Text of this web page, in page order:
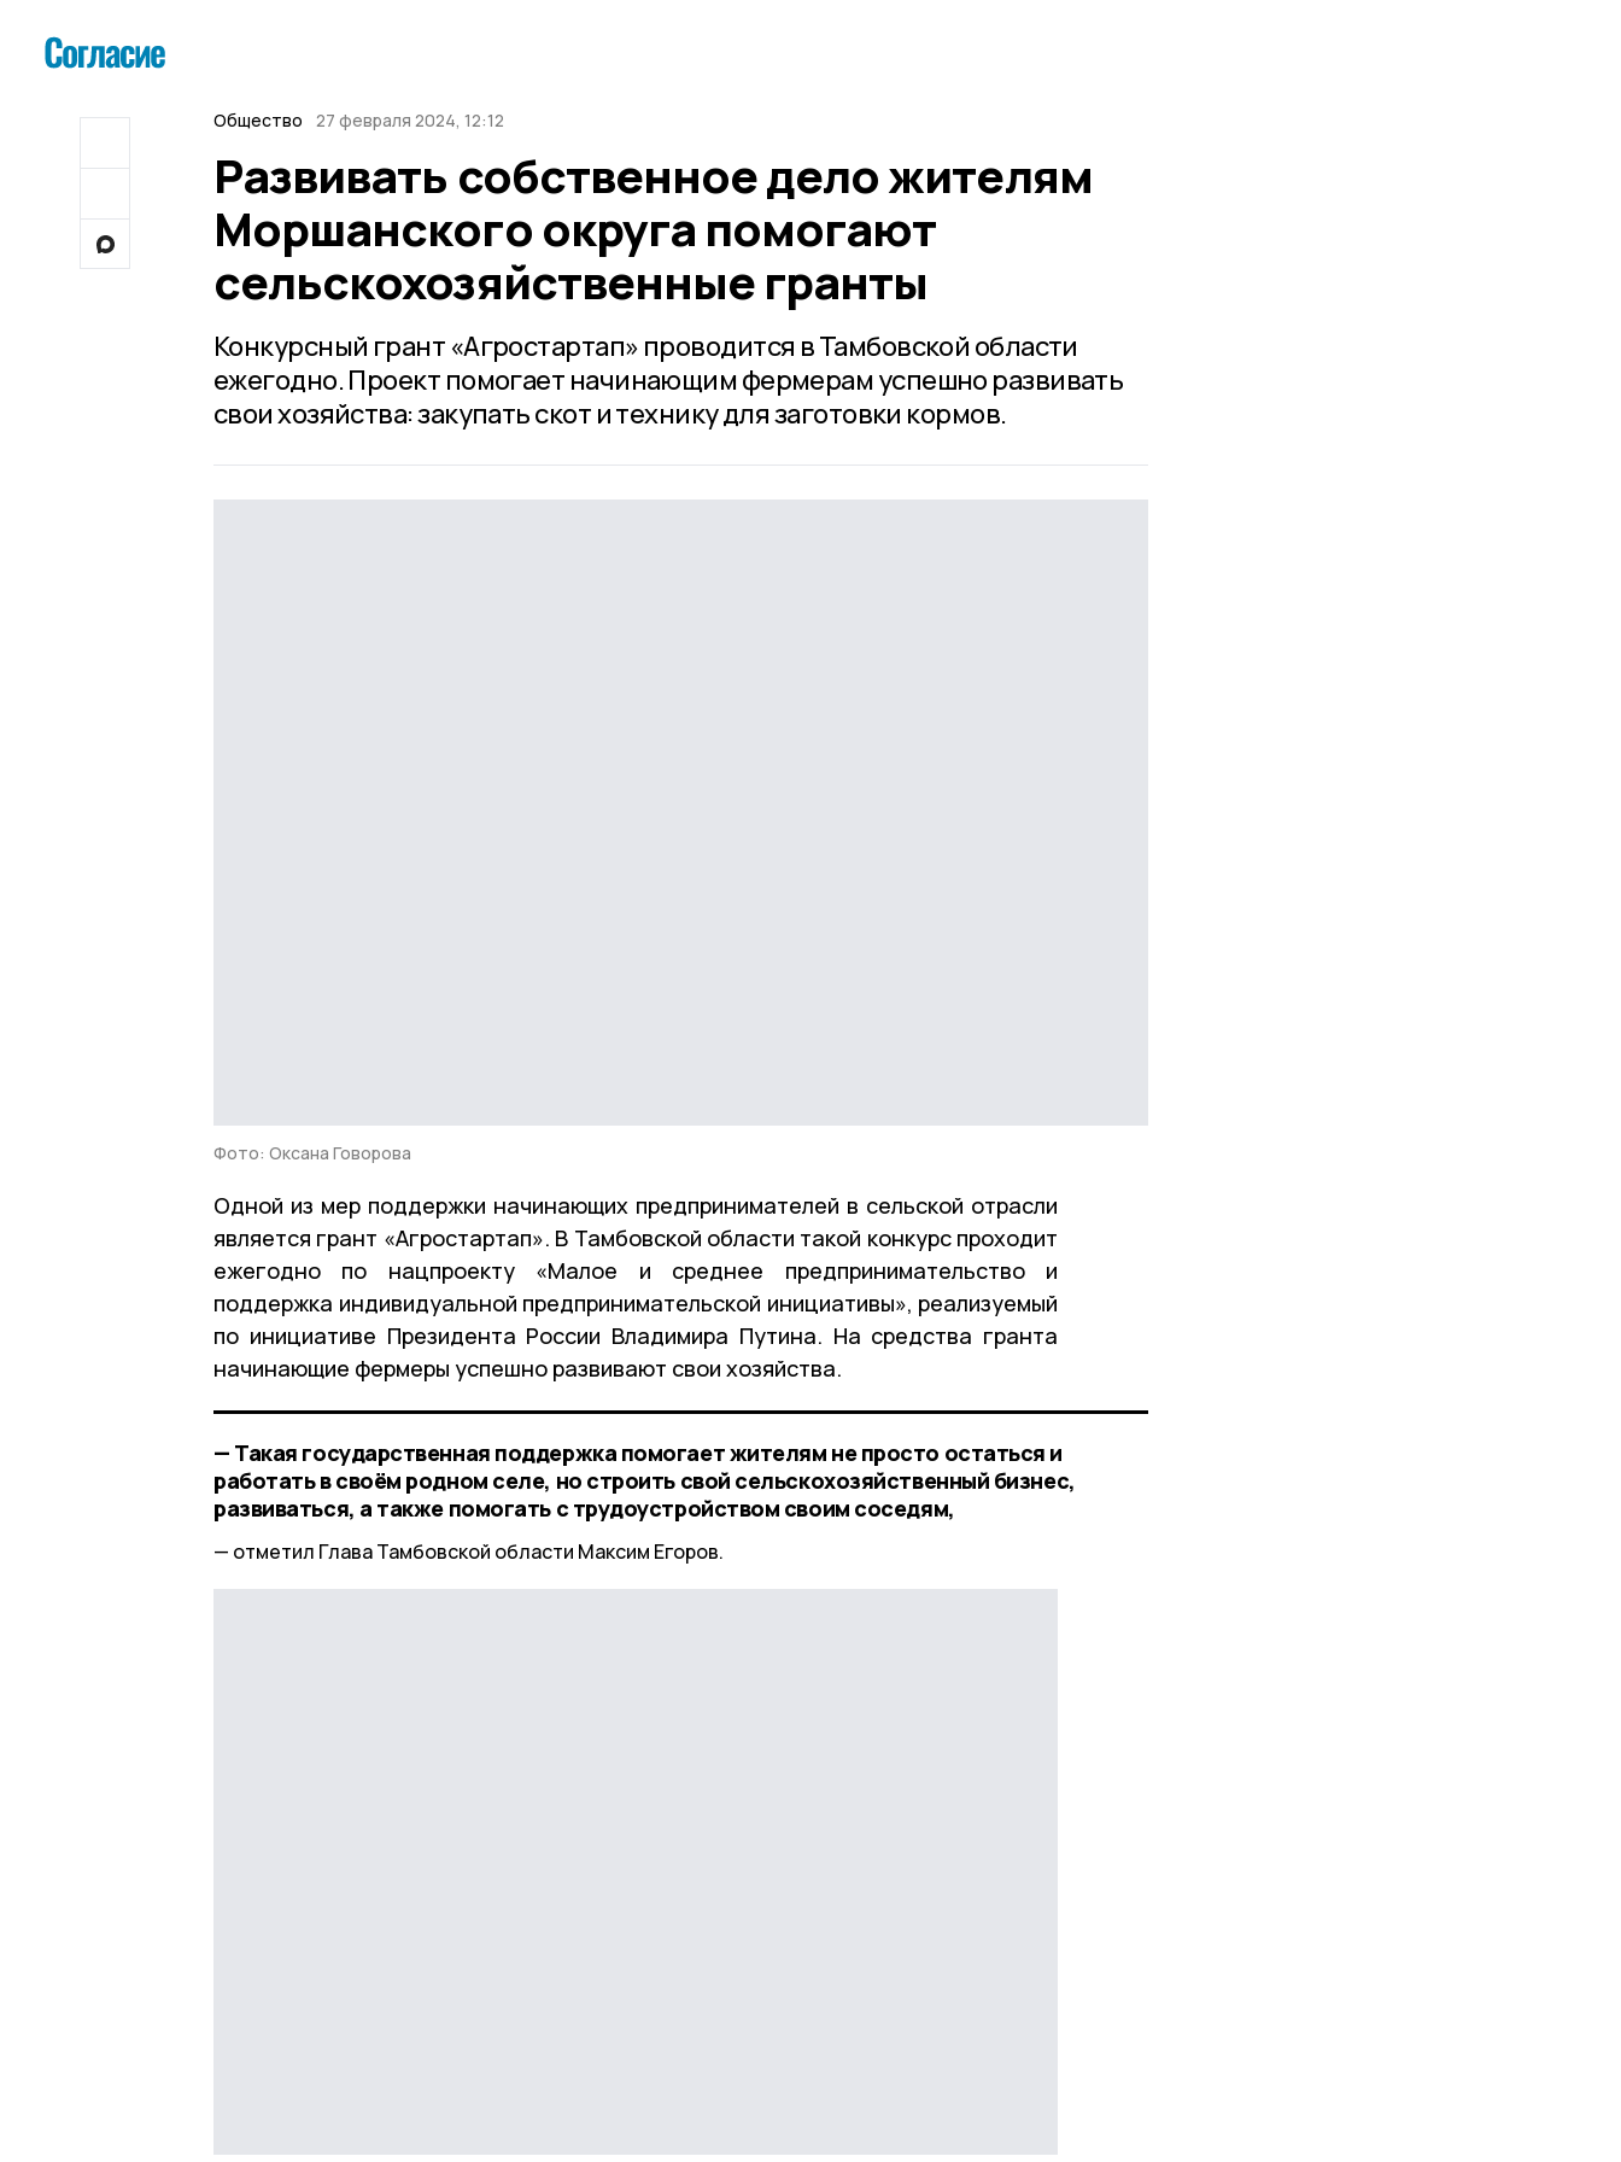
Общество 27 февраля 2024, 12:12
Развивать собственное дело жителям
Моршанского округа помогают
сельскохозяйственные гранты
Конкурсный грант «Агростартап» проводится в Тамбовской области
ежегодно. Проект помогает начинающим фермерам успешно развивать
свои хозяйства: закупать скот и технику для заготовки кормов.
Фото: Оксана Говорова
Одной из мер поддержки начинающих предпринимателей в сельской отрасли
является грант «Агростартап». В Тамбовской области такой конкурс проходит
ежегодно по нацпроекту «Малое и среднее предпринимательство и
поддержка индивидуальной предпринимательской инициативы», реализуемый
по инициативе Президента России Владимира Путина. На средства гранта
начинающие фермеры успешно развивают свои хозяйства.
— Такая государственная поддержка помогает жителям не просто остаться и
работать в своём родном селе, но строить свой сельскохозяйственный бизнес,
развиваться, а также помогать с трудоустройством своим соседям,
отметил Глава Тамбовской области Максим Егоров.